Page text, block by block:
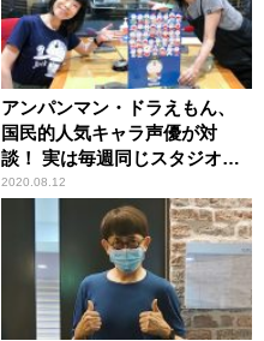
アンパンマン・ドラえもん、
国民的人気キャラ声優が対
談！ 実は毎週同じスタジオで
アフレコ
2020.08.12